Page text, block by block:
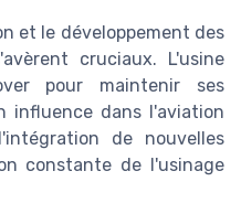
et le développement des
cruciaux. L'usine
pour maintenir ses
influence dans l'aviation
de nouvelles
constante de l'usinage